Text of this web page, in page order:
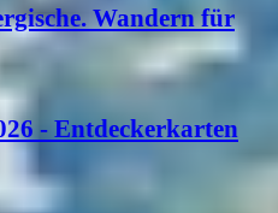
Wandern für
- Entdeckerkarten